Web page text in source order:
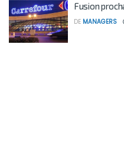
Fusion
DE MANAGERS